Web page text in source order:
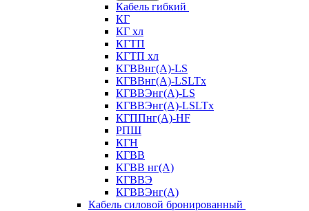
Кабель гибкий
КГ
КГ хл
КГТП
КГТП хл
КГВВнг(А)-LS
КГВВнг(А)-LSLTx
КГВВЭнг(А)-LS
КГВВЭнг(А)-LSLTx
КГППнг(А)-HF
РПШ
КГН
КГВВ
КГВВ нг(А)
КГВВЭ
КГВВЭнг(А)
Кабель силовой бронированный